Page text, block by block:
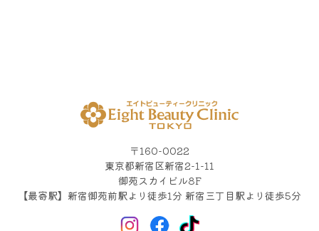
〒160-0022
東京都新宿区新宿2-1-11
御苑スカイビル8F
【最寄駅】新宿御苑前駅より徒歩1分 新宿三丁目駅より徒歩5分